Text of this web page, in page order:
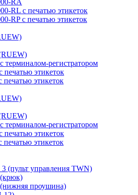
RA
RL с печатью этикеток
RP с печатью этикеток
терминалом-регистратором
печатью этикеток
печатью этикеток
терминалом-регистратором
печатью этикеток
печатью этикеток
(пульт управления TWN)
проушина)